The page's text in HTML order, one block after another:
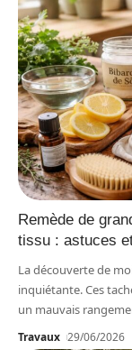
Remède de
tissu : astuces
La découverte de
inquiétante. Ces
un mauvais
Travaux 29/06/2026